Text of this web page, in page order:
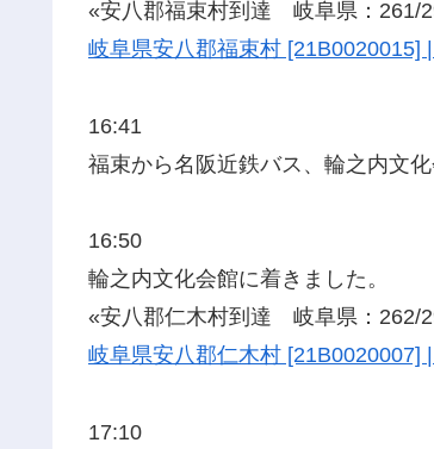
«安八郡福束村到達 岐阜県：261/
岐阜県安八郡福束村 [21B0020015]
16:41
福束から名阪近鉄バス、輪之内文化
16:50
輪之内文化会館に着きました。
«安八郡仁木村到達 岐阜県：262/
岐阜県安八郡仁木村 [21B0020007]
17:10